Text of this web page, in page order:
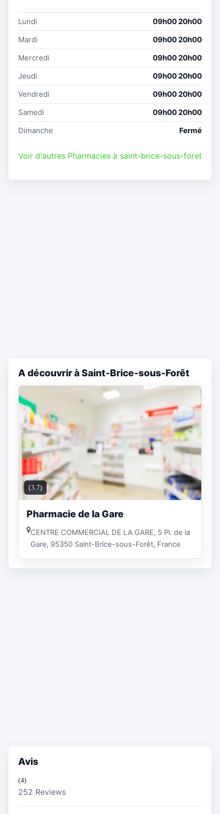
Lundi
09h00 20h00
Mardi
09h00 20h00
Mercredi
09h00 20h00
Jeudi
09h00 20h00
Vendredi
09h00 20h00
Samedi
09h00 20h00
Dimanche
Fermé
Voir d'autres Pharmacies à saint-brice-sous-foret
A découvrir à Saint-Brice-sous-Forêt
(3.7)
Pharmacie de la Gare
CENTRE COMMERCIAL DE LA GARE, 5 Pl. de la
Gare, 95350 Saint-Brice-sous-Forêt, France
Avis
(4)
252 Reviews